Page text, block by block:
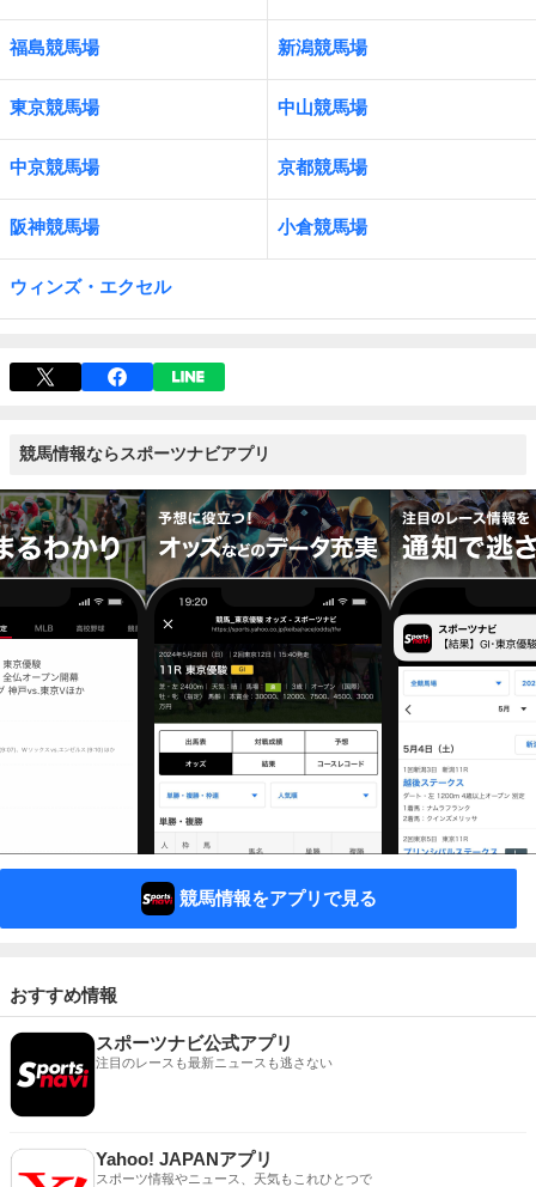
福島競馬場 新潟競馬場
東京競馬場 中山競馬場
中京競馬場 京都競馬場
阪神競馬場 小倉競馬場
ウィンズ・エクセル
競馬情報ならスポーツナビアプリ
競馬情報をアプリで見る
おすすめ情報
スポーツナビ公式アプリ
注目のレースも最新ニュースも逃さない
Yahoo! JAPANアプリ
スポーツ情報やニュース、天気もこれひとつで